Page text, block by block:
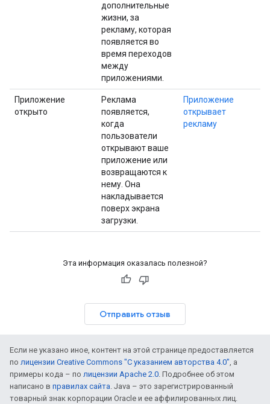
дополнительные
жизни, за
рекламу, которая
появляется во
время переходов
между
приложениями.
Приложение
открыто
Реклама
появляется,
когда
пользователи
открывают ваше
приложение или
возвращаются к
нему. Она
накладывается
поверх экрана
загрузки.
Приложение
открывает
рекламу
Эта информация оказалась полезной?
Отправить отзыв
Если не указано иное, контент на этой странице предоставляется
по лицензии Creative Commons "С указанием авторства 4.0", а
примеры кода – по лицензии Apache 2.0. Подробнее об этом
написано в правилах сайта. Java – это зарегистрированный
товарный знак корпорации Oracle и ее аффилированных лиц.